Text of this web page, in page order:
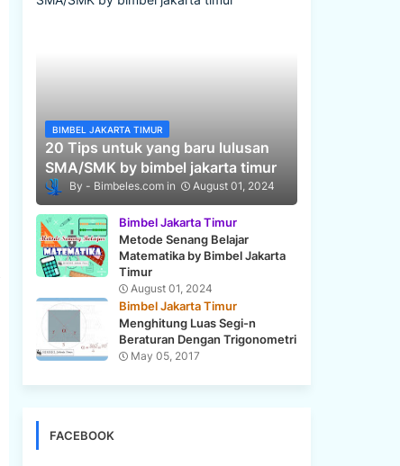
BIMBEL JAKARTA TIMUR
20 Tips untuk yang baru lulusan
SMA/SMK by bimbel jakarta timur
Bimbeles.com August 01, 2024
Bimbel Jakarta Timur
Metode Senang Belajar
Matematika by Bimbel Jakarta
Timur
August 01, 2024
Bimbel Jakarta Timur
Menghitung Luas Segi-n
Beraturan Dengan Trigonometri
May 05, 2017
FACEBOOK